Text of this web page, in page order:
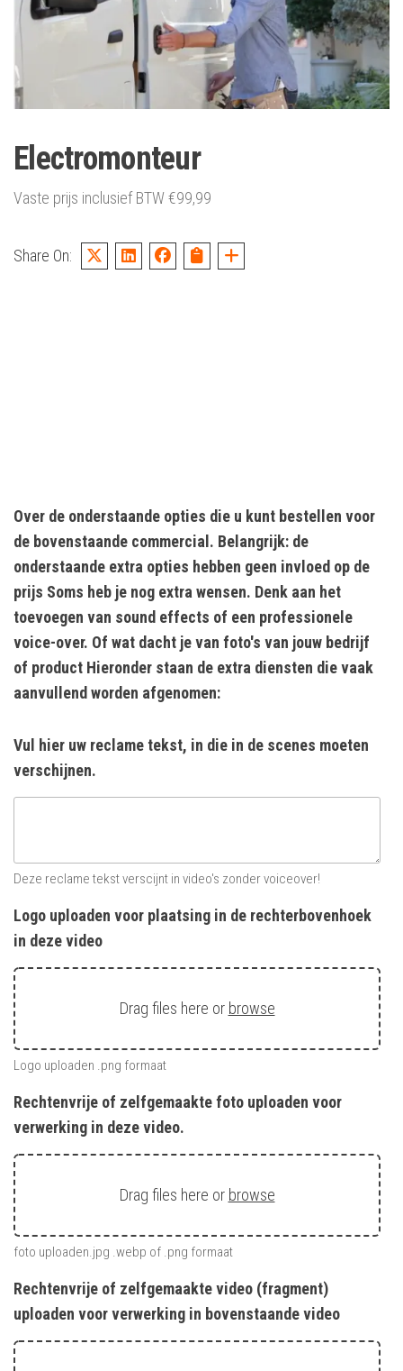
Electromonteur
Vaste prijs inclusief BTW€99,99
Share On:
Over de onderstaande opties die u kunt bestellen voor
de bovenstaande commercial. Belangrijk: de
onderstaande extra opties hebben geen invloed op de
prijs Soms heb je nog extra wensen. Denk aan het
toevoegen van sound effects of een professionele
voice-over. Of wat dacht je van foto's van jouw bedrijf
of product Hieronder staan de extra diensten die vaak
aanvullend worden afgenomen:
Vul hier uw reclame tekst, in die in de scenes moeten
verschijnen.
Deze reclame tekst verscijnt in video's zonder voiceover!
Logo uploaden voor plaatsing in de rechterbovenhoek
in deze video
Drag files here or browse
Logo uploaden .png formaat
Rechtenvrije of zelfgemaakte foto uploaden voor
verwerking in deze video.
Drag files here or browse
foto uploaden.jpg .webp of .png formaat
Rechtenvrije of zelfgemaakte video (fragment)
uploaden voor verwerking in bovenstaande video